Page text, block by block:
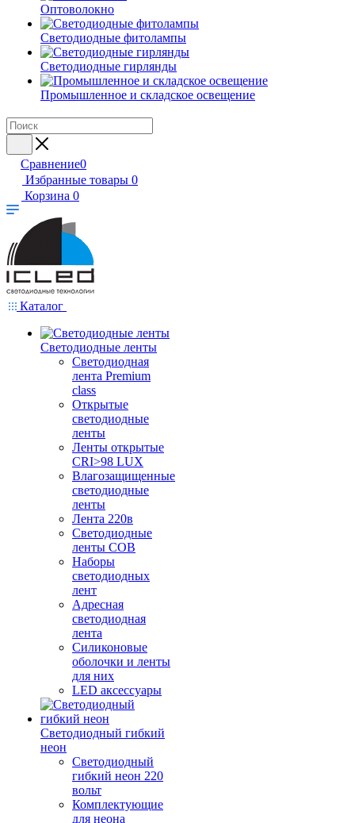
Оптоволокно
Светодиодные фитолампы
Светодиодные гирлянды
Промышленное и складское освещение
Сравнение0
Избранные товары 0
Корзина 0
Каталог
Светодиодные ленты
Светодиодная
лента Premium
class
Открытые
светодиодные
ленты
Ленты открытые
CRI>98 LUX
Влагозащищенные
светодиодные
ленты
Лента 220в
Светодиодные
ленты COB
Наборы
светодиодных
лент
Адресная
светодиодная
лента
Силиконовые
оболочки и ленты
для них
LED аксессуары
Светодиодный гибкий
неон
Светодиодный
гибкий неон 220
вольт
Комплектующие
для неона